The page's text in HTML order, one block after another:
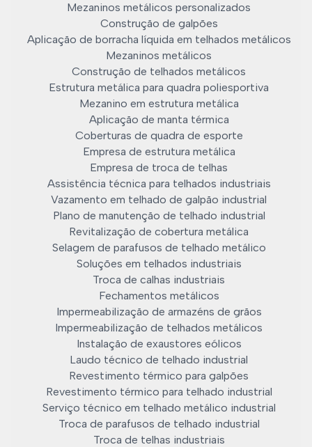
Mezaninos metálicos personalizados
Construção de galpões
Aplicação de borracha líquida em telhados metálicos
Mezaninos metálicos
Construção de telhados metálicos
Estrutura metálica para quadra poliesportiva
Mezanino em estrutura metálica
Aplicação de manta térmica
Coberturas de quadra de esporte
Empresa de estrutura metálica
Empresa de troca de telhas
Assistência técnica para telhados industriais
Vazamento em telhado de galpão industrial
Plano de manutenção de telhado industrial
Revitalização de cobertura metálica
Selagem de parafusos de telhado metálico
Soluções em telhados industriais
Troca de calhas industriais
Fechamentos metálicos
Impermeabilização de armazéns de grãos
Impermeabilização de telhados metálicos
Instalação de exaustores eólicos
Laudo técnico de telhado industrial
Revestimento térmico para galpões
Revestimento térmico para telhado industrial
Serviço técnico em telhado metálico industrial
Troca de parafusos de telhado industrial
Troca de telhas industriais